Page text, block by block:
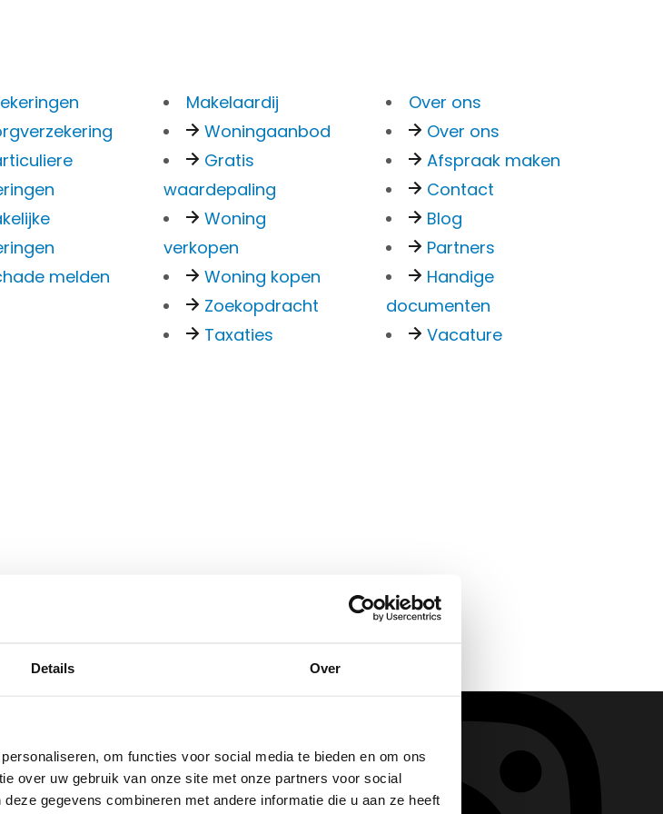
Details Over
om functies voor social media te bieden en om ons
over uw gebruik van onze site met onze partners voor social
gegevens combineren met andere informatie die u aan ze heeft
melden
Makelaardij
Woningaanbod
Gratis
waardepaling
Woning
verkopen
Woning kopen
Zoekopdracht
Taxaties
Over ons
Over ons
Afspraak maken
Contact
Blog
Partners
Handige
documenten
Vacature
hebben een bevestiging van het formulier verstuurd
nemen jouw bericht zo spoedig mogelijk in
Bankzaken
Particulier
Overstappen
Kredieten Particulier
Kredieten Zakelijk
Hypotheken
Zorgverzekering
Zakelijke verzekeringen
Makelaardij
Woningaanbod